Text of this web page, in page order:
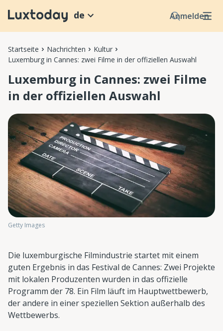
Anmelden
de
Startseite Nachrichten
Kultur
Luxemburg in Cannes: zwei Filme in der offiziellen Auswahl
Luxemburg in Cannes: zwei Filme
in der offiziellen Auswahl
Getty Images
Die luxemburgische Filmindustrie startet mit einem
guten Ergebnis in das Festival de Cannes: Zwei Projekte
mit lokalen Produzenten wurden in das offizielle
Programm der 78. Ein Film läuft im Hauptwettbewerb,
der andere in einer speziellen Sektion außerhalb des
Wettbewerbs.